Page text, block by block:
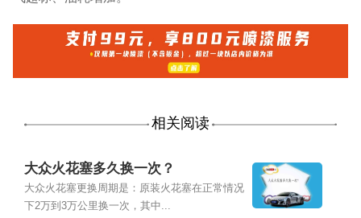
相关阅读
大众火花塞多久换一次？
大众火花塞更换周期是：原装火花塞在正常情况
下2万到3万公里换一次，其中...